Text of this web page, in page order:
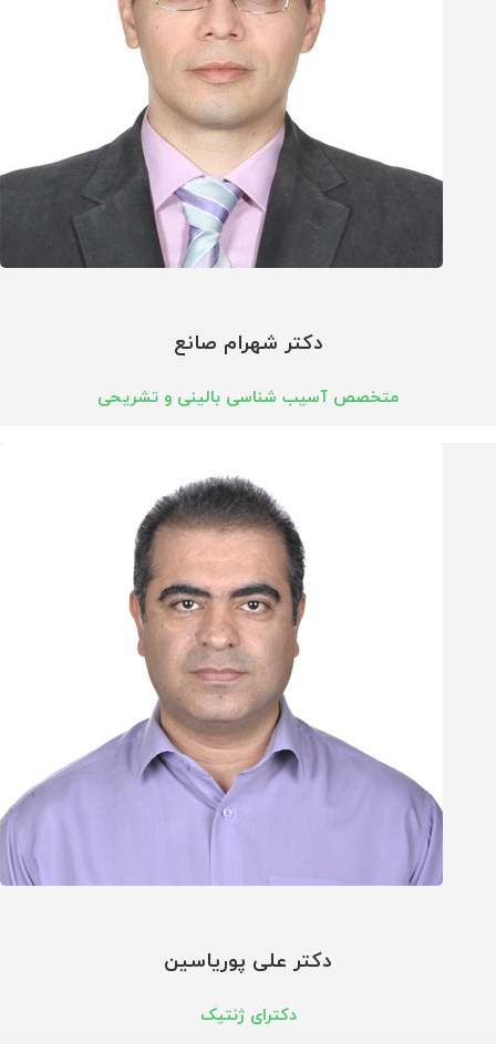
دکتر شهرام صانع
متخصص آسیب شناسی بالینی و تشریحی
دکتر علی پوریاسین
دکترای ژنتیک